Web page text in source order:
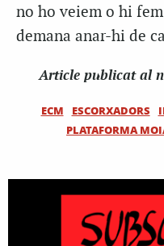
no ho veiem o hi
demana anar-hi de
Article publicat al
ECM ESCORXADORS
PLATAFORMA